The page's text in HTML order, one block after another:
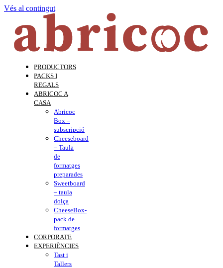
Vés al contingut
PRODUCTORS
PACKS I
REGALS
ABRICOC A
CASA
Abricoc
Box –
subscripció
Cheeseboard
– Taula
de
formatges
preparades
Sweetboard
– taula
dolça
CheeseBox-
pack de
formatges
CORPORATE
EXPERIÈNCIES
Tast i
Tallers